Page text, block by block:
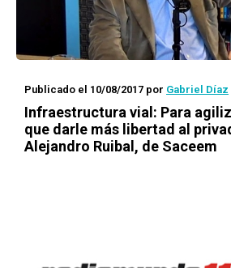
Publicado el 10/08/2017 por Gabriel Díaz
Infraestructura vial: Para
que darle más libertad al
Alejandro Ruibal, de Saceem